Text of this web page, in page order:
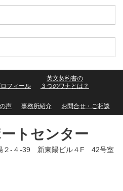
フィール
英文契約書の
３つのワナとは？
声 事務所紹介 お問合せ・ご相談
トセンター
２-４-39 新東陽ビル４F 42号室